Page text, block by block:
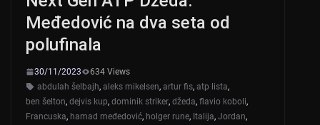
p
o
k
Međedović na dva seta od
polufinala
30/11/2023
634 Views
abdulah šelbajh, aleks mikelsen, artur fis, atp lista,
ben šelton, dejvis kup, dominik striker, džeda, flavio koboli,
Francuska, hamad međedović, holger rune, Italija, Jordan,